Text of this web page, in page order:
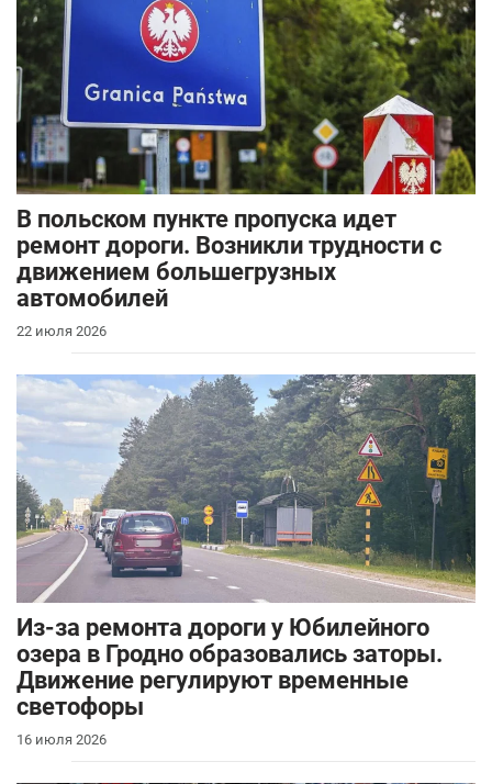
В польском пункте пропуска идет
ремонт дороги. Возникли трудности с
движением большегрузных
автомобилей
22 июля 2026
Из-за ремонта дороги у Юбилейного
озера в Гродно образовались заторы.
Движение регулируют временные
светофоры
16 июля 2026